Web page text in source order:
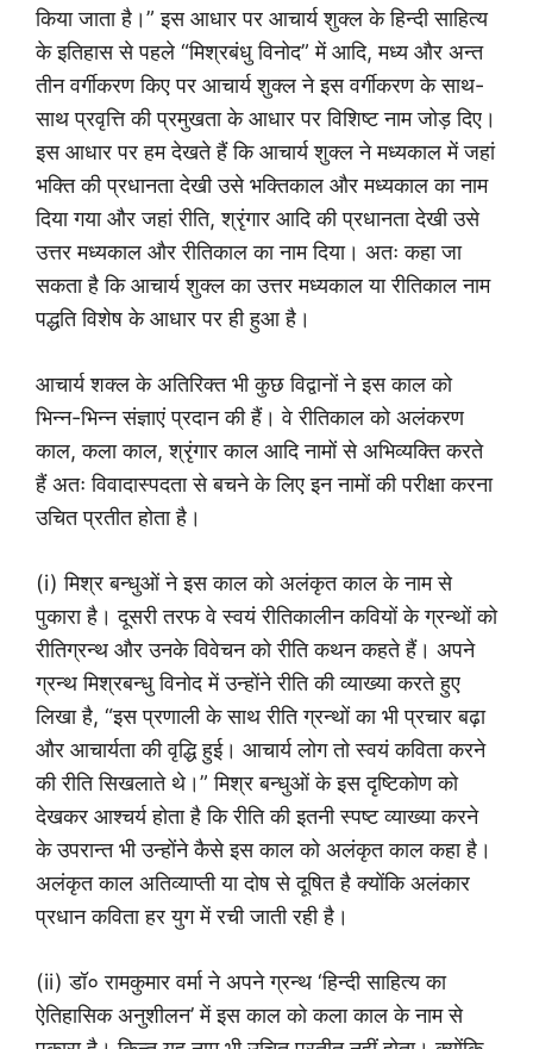
किया जाता है।” इस आधार पर आचार्य शुक्ल के हिन्दी साहित्य
के इतिहास से पहले “मिश्रबंधु विनोद” में आदि, मध्य और अन्त
तीन वर्गीकरण किए पर आचार्य शुक्ल ने इस वर्गीकरण के साथ-
साथ प्रवृत्ति की प्रमुखता के आधार पर विशिष्ट नाम जोड़ दिए।
इस आधार पर हम देखते हैं कि आचार्य शुक्ल ने मध्यकाल में जहां
भक्ति की प्रधानता देखी उसे भक्तिकाल और मध्यकाल का नाम
दिया गया और जहां रीति, श्रृंगार आदि की प्रधानता देखी उसे
उत्तर मध्यकाल और रीतिकाल का नाम दिया। अतः कहा जा
सकता है कि आचार्य शुक्ल का उत्तर मध्यकाल या रीतिकाल नाम
पद्धति विशेष के आधार पर ही हुआ है।
आचार्य शक्ल के अतिरिक्त भी कुछ विद्वानों ने इस काल को
भिन्न-भिन्न संज्ञाएं प्रदान की हैं। वे रीतिकाल को अलंकरण
काल, कला काल, श्रृंगार काल आदि नामों से अभिव्यक्ति करते
हैं अतः विवादास्पदता से बचने के लिए इन नामों की परीक्षा करना
उचित प्रतीत होता है।
(i) मिश्र बन्धुओं ने इस काल को अलंकृत काल के नाम से
पुकारा है। दूसरी तरफ वे स्वयं रीतिकालीन कवियों के ग्रन्थों को
रीतिग्रन्थ और उनके विवेचन को रीति कथन कहते हैं। अपने
ग्रन्थ मिश्रबन्धु विनोद में उन्होंने रीति की व्याख्या करते हुए
लिखा है, “इस प्रणाली के साथ रीति ग्रन्थों का भी प्रचार बढ़ा
और आचार्यता की वृद्धि हुई। आचार्य लोग तो स्वयं कविता करने
की रीति सिखलाते थे।” मिश्र बन्धुओं के इस दृष्टिकोण को
देखकर आश्चर्य होता है कि रीति की इतनी स्पष्ट व्याख्या करने
के उपरान्त भी उन्होंने कैसे इस काल को अलंकृत काल कहा है।
अलंकृत काल अतिव्याप्ती या दोष से दूषित है क्योंकि अलंकार
प्रधान कविता हर युग में रची जाती रही है।
(ii) डॉ० रामकुमार वर्मा ने अपने ग्रन्थ ‘हिन्दी साहित्य का
ऐतिहासिक अनुशीलन’ में इस काल को कला काल के नाम से